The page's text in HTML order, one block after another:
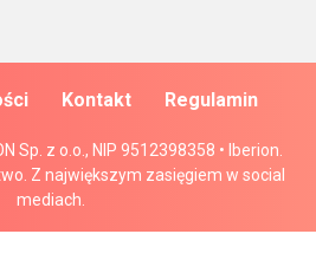
Sp. z o.o., NIP 9512398358 • Iberion.
Z największym zasięgiem w social
mediach.
Kontakt Regulamin